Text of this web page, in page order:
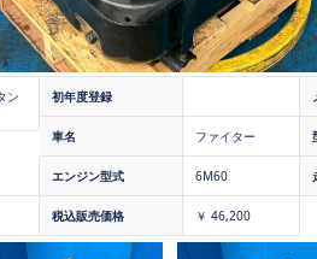
ン
初年度登録
車名 ファイター
エンジン型式 6M60
税込販売価格 ￥ 46,200